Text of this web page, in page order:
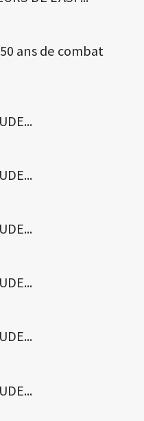
ans de combat